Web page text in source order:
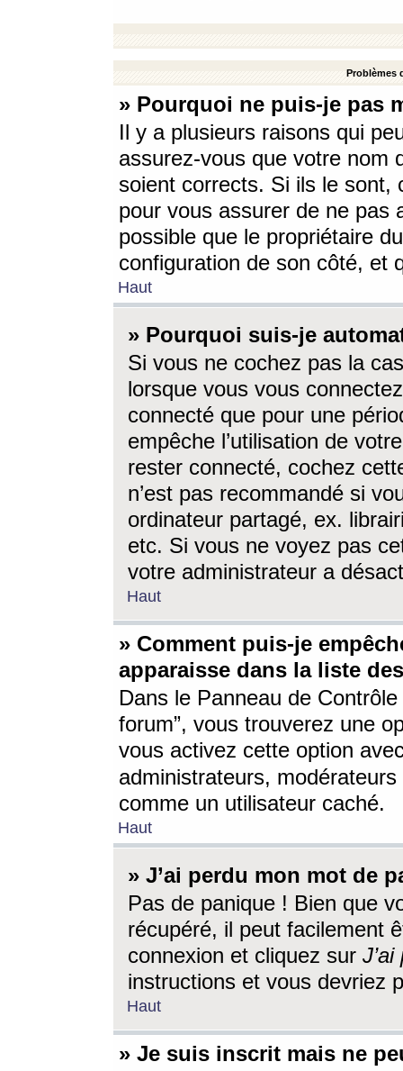
Problèmes
» Pourquoi ne puis-je pas
Il y a plusieurs raisons qui
assurez-vous que votre nom
soient corrects. Si ils le sont,
pour vous assurer de ne pas
possible que le propriétaire
configuration de son côté, et
Haut
» Pourquoi suis-je
Si vous ne cochez pas la
lorsque vous vous
connecté que pour une
empêche l’utilisation de
rester connecté, cochez
n’est pas recommandé si
ordinateur partagé, ex.
etc. Si vous ne voyez pas
votre administrateur a
Haut
» Comment puis-je
apparaisse dans la liste
Dans le Panneau de
forum”, vous trouverez une
vous activez cette option
administrateurs,
comme un utilisateur caché.
Haut
» J’ai perdu mon mot de
Pas de panique ! Bien que
récupéré, il peut facilement
connexion et cliquez sur
instructions et vous devriez
Haut
» Je suis inscrit mais ne